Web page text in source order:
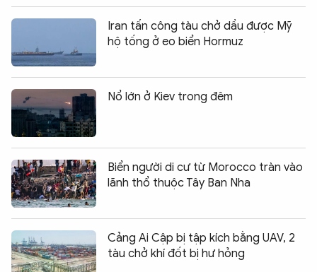
Iran tấn công tàu chở dầu được Mỹ
hộ tống ở eo biển Hormuz
Nổ lớn ở Kiev trong đêm
Biển người di cư từ Morocco tràn vào
lãnh thổ thuộc Tây Ban Nha
Cảng Ai Cập bị tập kích bằng UAV, 2
tàu chở khí đốt bị hư hỏng